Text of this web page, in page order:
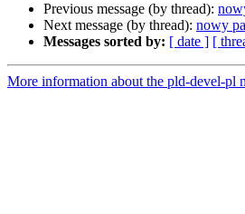
Previous message (by thread):
Next message (by thread): nowy
Messages sorted by: [ date ] [
More information about the pld-devel-pl